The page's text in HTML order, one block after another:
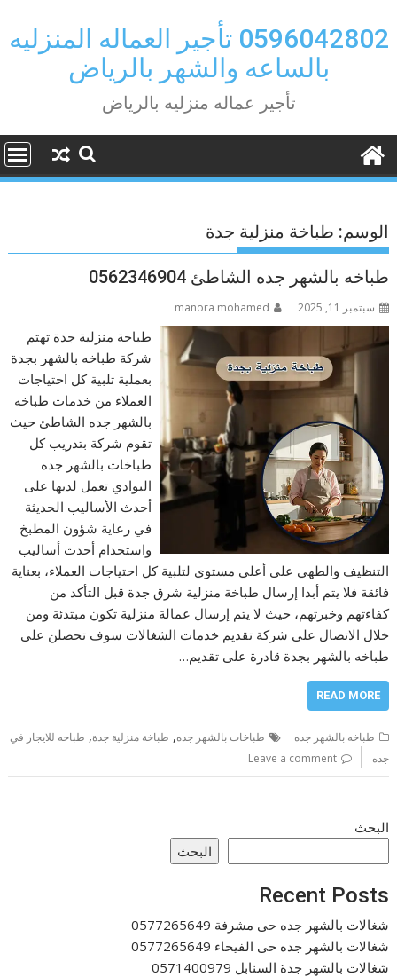
to
content
0596042802 تأجير العماله المنزليه
بالساعه والشهر بالرياض
تأجير عماله منزليه بالرياض
الوسم: طباخة منزلية جدة
طباخه بالشهر جده الشاطئ 0562346904
سبتمبر 11, 2025 manora mohamed
طباخة منزلية جدة تهتم
شركة طباخه بالشهر بجدة
بعملية تلبية كل احتياجات
العملاء من خدمات طباخه
بالشهر جده الشاطئ حيث
تقوم شركة بتدريب كل
طباخات بالشهر جده
البوادي تعمل لديها على
أحدث الأساليب الحديثة
في رعاية شؤون المطبخ
واستخدام أحدث أساليب
التنظيف والطهي على أعلي مستوي لتلبية كل احتياجات العملاء، بعناية
فائقة فلا يتم أبدا إرسال طباخة منزلية شرق جدة قبل التأكد من
كفاءتهم وخبرتهم، حيث لا يتم إرسال عمالة منزلية تكون مبتدئة ومن
خلال الاتصال على شركة تقديم خدمات الشغالات سوف تحصلن على
طباخه بالشهر بجدة قادرة على تقديم…
READ MORE
طباخه بالشهر جده طباخات بالشهر جده, طباخة منزلية جدة, طباخه للايجار في
جده
Leave a comment
البحث
البحث
Recent Posts
شغالات بالشهر جده حى مشرفة 0577265649
شغالات بالشهر جده حى الفيحاء 0577265649
شغالات بالشهر جدة السنابل 0571400979